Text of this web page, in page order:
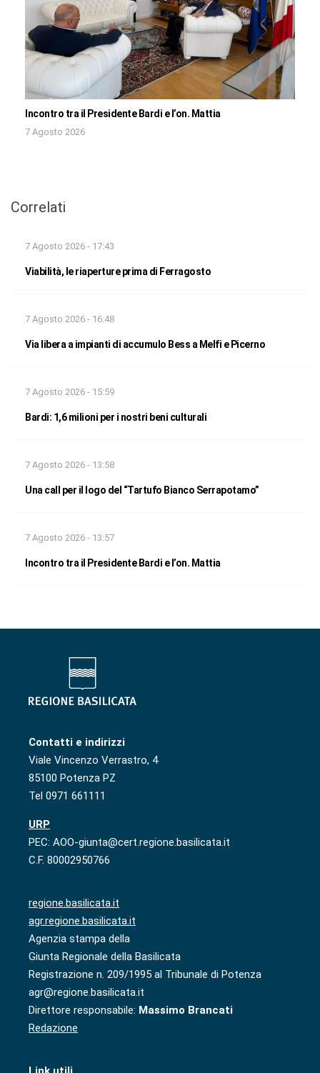
Incontro tra il Presidente Bardi e l’on. Mattia
7 Agosto 2026
Correlati
7 Agosto 2026 - 17:43
Viabilità, le riaperture prima di Ferragosto
7 Agosto 2026 - 16:48
Via libera a impianti di accumulo Bess a Melfi e Picerno
7 Agosto 2026 - 15:59
Bardi: 1,6 milioni per i nostri beni culturali
7 Agosto 2026 - 13:58
Una call per il logo del “Tartufo Bianco Serrapotamo”
7 Agosto 2026 - 13:57
Incontro tra il Presidente Bardi e l’on. Mattia
Contatti e indirizzi
Viale Vincenzo Verrastro, 4
85100 Potenza PZ
Tel 0971 661111
URP
PEC: AOO-giunta@cert.regione.basilicata.it
C.F. 80002950766
regione.basilicata.it
agr.regione.basilicata.it
Agenzia stampa della
Giunta Regionale della Basilicata
Registrazione n. 209/1995 al Tribunale di Potenza
agr@regione.basilicata.it
Direttore responsabile: Massimo Brancati
Redazione